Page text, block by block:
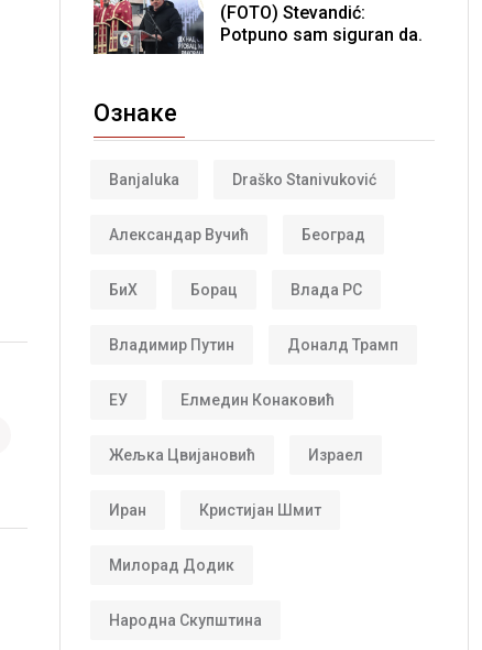
(FOTO) Stevandić:
Potpuno sam siguran da.
Ознаке
Banjaluka Draško Stanivuković
Александар Вучић Београд
БиХ Борац Влада РС
Владимир Путин Доналд Трамп
ЕУ Елмедин Конаковић
Жељка Цвијановић Израел
Иран Кристијан Шмит
Милорад Додик
Народна Скупштина